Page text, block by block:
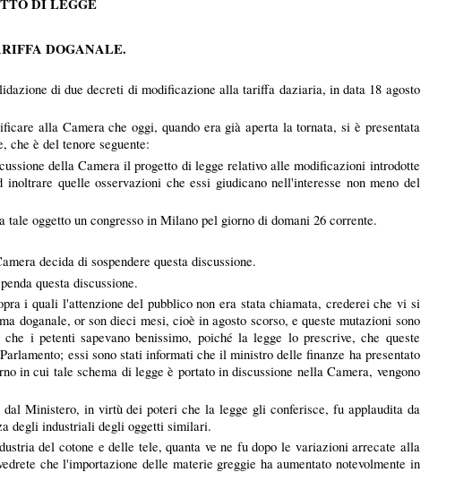
DOGANALE.
di due decreti di modificazione alla tariffa daziaria, in data 18 agosto
alla Camera che oggi, quando era già aperta la tornata, si è presentata
che è del tenore seguente:
della Camera il progetto di legge relativo alle modificazioni introdotte
quelle osservazioni che essi giudicano nell'interesse non meno del
oggetto un congresso in Milano pel giorno di domani 26 corrente.
decida di sospendere questa discussione.
questa discussione.
i quali l'attenzione del pubblico non era stata chiamata, crederei che vi si
doganale, or son dieci mesi, cioè in agosto scorso, e queste mutazioni sono
i petenti sapevano benissimo, poiché la legge lo prescrive, che queste
essi sono stati informati che il ministro delle finanze ha presentato
in cui tale schema di legge è portato in discussione nella Camera, vengono
Ministero, in virtù dei poteri che la legge gli conferisce, fu applaudita da
degli industriali degli oggetti similari.
del cotone e delle tele, quanta ve ne fu dopo le variazioni arrecate alla
che l'importazione delle materie greggie ha aumentato notevolmente in